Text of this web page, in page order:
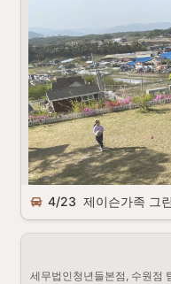
도 하고 그러한 경험을 만들
시키는 동기부여자이기도 합
< 이든 >
카톡을 늦게 확인했네요 ! 로빈의 말씀대로 다같이 모이니 마음이 다져
집니다
다시금 할수 있다는
그림까지 더해져 의미 있는
4/23  제이슨가족 그
세무법인청년들본점, 수원점